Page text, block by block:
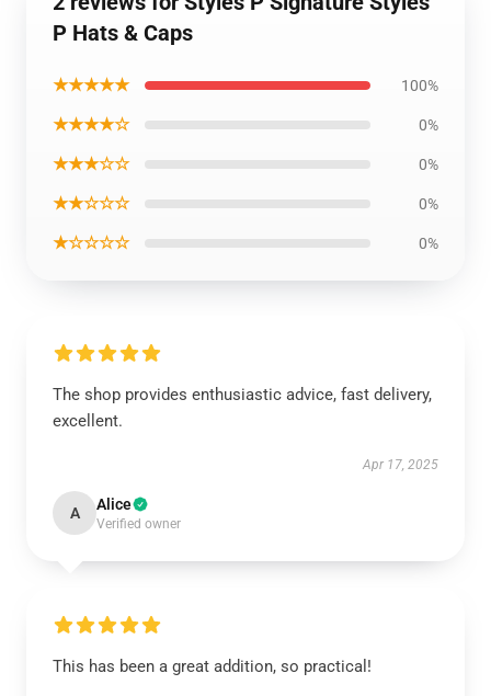
P Hats & Caps
★★★★★ 100%
★★★★☆ 0%
★★★☆☆ 0%
★★☆☆☆ 0%
★☆☆☆☆ 0%
The shop provides enthusiastic advice, fast delivery,
excellent.
Apr 17, 2025
A Alice
Verified owner
This has been a great addition, so practical!